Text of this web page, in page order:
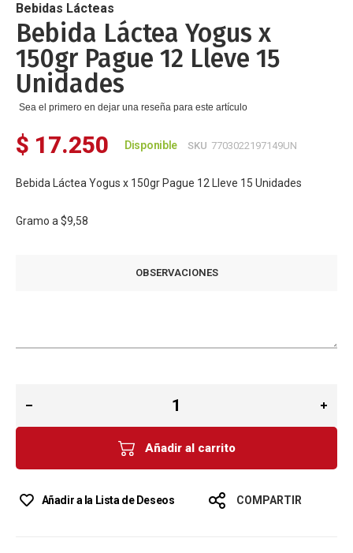
de
la
galería
de
imágenes
Bebidas Lácteas
Bebida Láctea Yogus x
150gr Pague 12 Lleve 15
Unidades
Sea el primero en dejar una reseña para este artículo
$ 17.250 Disponible SKU 7703022197149UN
Bebida Láctea Yogus x 150gr Pague 12 Lleve 15 Unidades
Gramo a $9,58
OBSERVACIONES
Añadir al carrito
Añadir a la Lista de Deseos COMPARTIR